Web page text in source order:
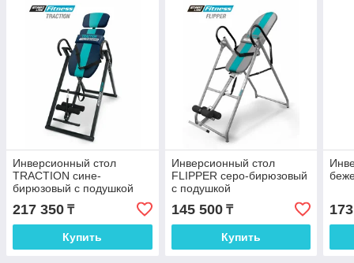
Инверсионный стол
TRACTION сине-
бирюзовый с подушкой
217 350 ₸
Купить
Инверсионный стол
FLIPPER серо-бирюзовый
с подушкой
145 500₸
Купить